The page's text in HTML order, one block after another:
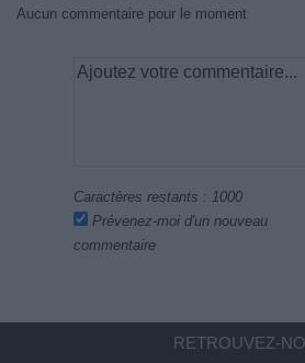
Aucun commentaire pour le moment
Caractères restants : 1000
Prévenez-moi d'un nouveau
commentaire
RETROUVEZ-